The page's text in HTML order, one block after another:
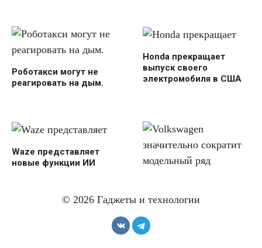
Роботакси могут не
реагировать на дым.
Honda прекращает
выпуск своего
электромобиля в США
Waze представляет
новые функции ИИ
ряд
© 2026 Гаджеты и технологии